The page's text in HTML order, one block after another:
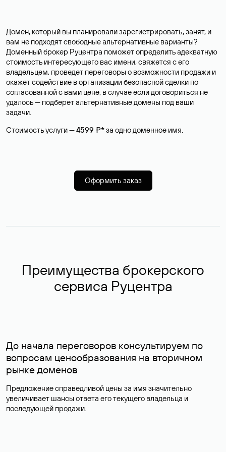
Домен, который вы планировали зарегистрировать, занят, и
вам не подходят свободные альтернативные варианты?
Доменный брокер Руцентра поможет определить адекватную
стоимость интересующего вас имени, свяжется с его
владельцем, проведет переговоры о возможности продажи и
окажет содействие в организации безопасной сделки по
согласованной с вами цене, в случае если договориться не
удалось — подберет альтернативные домены под ваши
задачи.
Стоимость услуги —4599 ₽*за одно доменное имя.
Оформить заказ
Преимущества брокерского
сервиса Руцентра
До начала переговоров консультируем по
вопросам ценообразования на вторичном
рынке доменов
Предложение справедливой цены за имя значительно
увеличивает шансы ответа его текущего владельца и
последующей продажи.